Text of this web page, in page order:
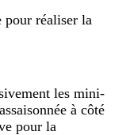
réaliser la
les mini-
à côté
pour la